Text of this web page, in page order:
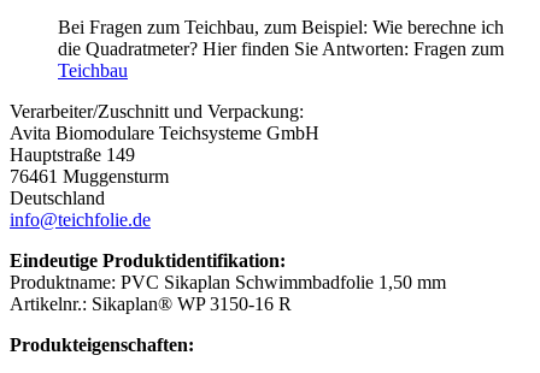
Bei Fragen zum Teichbau, zum Beispiel: Wie berechne ich
die Quadratmeter? Hier finden Sie Antworten: Fragen zum
Teichbau
Verarbeiter/Zuschnitt und Verpackung:
Avita Biomodulare Teichsysteme GmbH
Hauptstraße 149
76461 Muggensturm
Deutschland
info@teichfolie.de
Eindeutige Produktidentifikation:
Produktname: PVC Sikaplan Schwimmbadfolie 1,50 mm
Artikelnr.: Sikaplan® WP 3150-16 R
Produkteigenschaften: